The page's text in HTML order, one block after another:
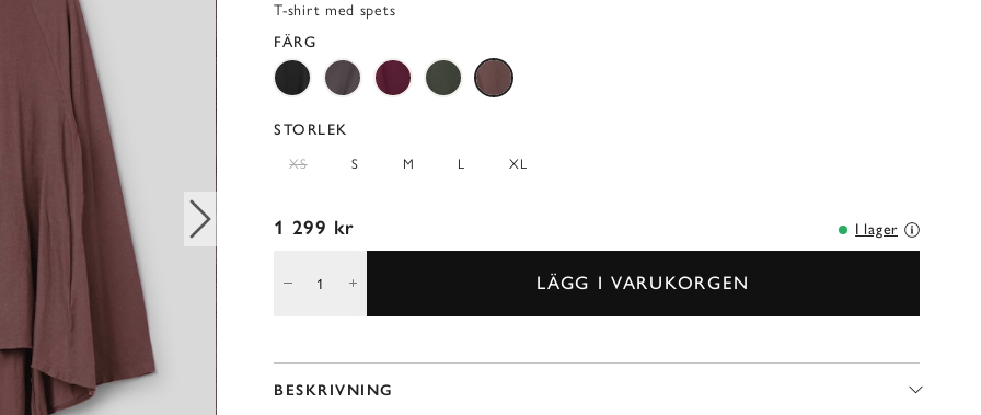
T-shirt med spets
FÄRG
STORLEK
XS S M L XL
1 299 kr I lager
LÄGG I VARUKORGEN
BESKRIVNING